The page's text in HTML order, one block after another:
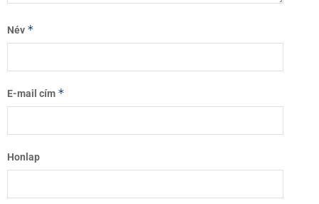
Név *
E-mail cím *
Honlap